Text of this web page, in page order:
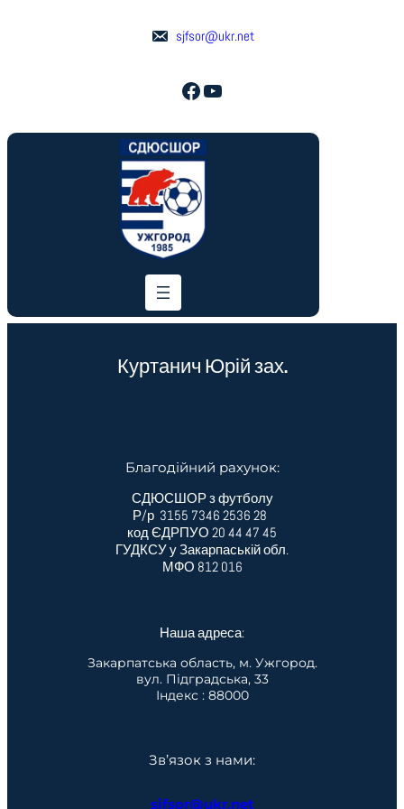
sjfsor@ukr.net
Facebook YouTube
Куртанич Юрій зах.
Благодійний рахунок:
СДЮСШОР з футболу
Р/р 3155 7346 2536 28
код ЄДРПУО 20 44 47 45
ГУДКСУ у Закарпаській обл.
МФО 812 016
Наша адреса:
Закарпатська область, м. Ужгород.
вул. Підградська, 33
Індекс : 88000
Зв’язок з нами:
sjfsor@ukr.net